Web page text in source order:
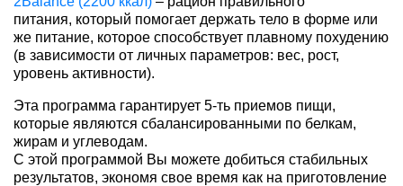
питания, который помогает держать тело в форме или
же питание, которое способствует плавному похудению
(в зависимости от личных параметров: вес, рост,
уровень активности).
Эта программа гарантирует 5-ть приемов пищи,
которые являются сбалансированными по белкам,
жирам и углеводам.
С этой программой Вы можете добиться стабильных
результатов, экономя свое время как на приготовление